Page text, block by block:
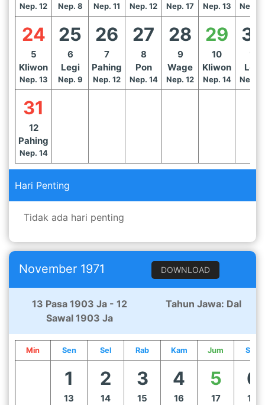
Nep. 12 Nep. 8 Nep. 11 Nep. 12 Nep. 17 Nep. 13 Nep.
24
5
Kliwon
Nep. 13
25
6
Legi
Nep. 9
26
7
Pahing
Nep. 12
27
8
Pon
Nep. 14
28
9
Wage
Nep. 12
29
10
Kliwon
Nep. 14
30
11
Legi
Nep.
31
12
Pahing
Nep. 14
Hari Penting
Tidak ada hari penting
November 1971 DOWNLOAD
13 Pasa 1903 Ja - 12
Sawal 1903 Ja
Tahun Jawa: Dal
Min Sen Sel Rab Kam Jum Sab
1
13
2
14
3
15
4
16
5
17
6
18